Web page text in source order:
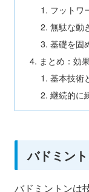
フットワ
無駄な動
基礎を固
まとめ：効
基本技術
継続的に
バドミン
バドミントンは